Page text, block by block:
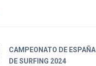
CAMPEONATO DE ESPAÑA
DE SURFING 2024